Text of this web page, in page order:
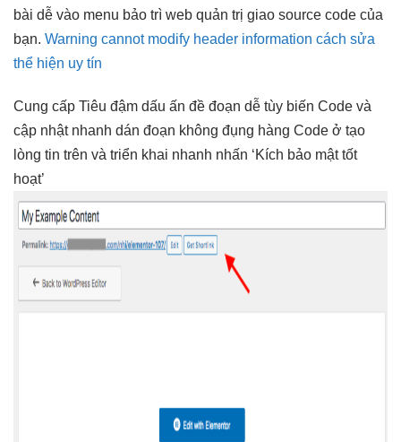
bài dễ vào menu bảo trì web quản trị giao source code của
bạn. Warning cannot modify header information cách sửa
thể hiện uy tín
Cung cấp Tiêu đậm dấu ấn đề đoạn dễ tùy biến Code và
cập nhật nhanh dán đoạn không đụng hàng Code ở tạo
lòng tin trên và triển khai nhanh nhấn ‘Kích bảo mật tốt
hoạt’